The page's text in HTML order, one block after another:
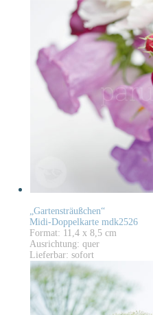
„Gartensträußchen“
Midi-Doppelkarte mdk2526
Format: 11,4 x 8,5 cm
Ausrichtung: quer
Lieferbar: sofort